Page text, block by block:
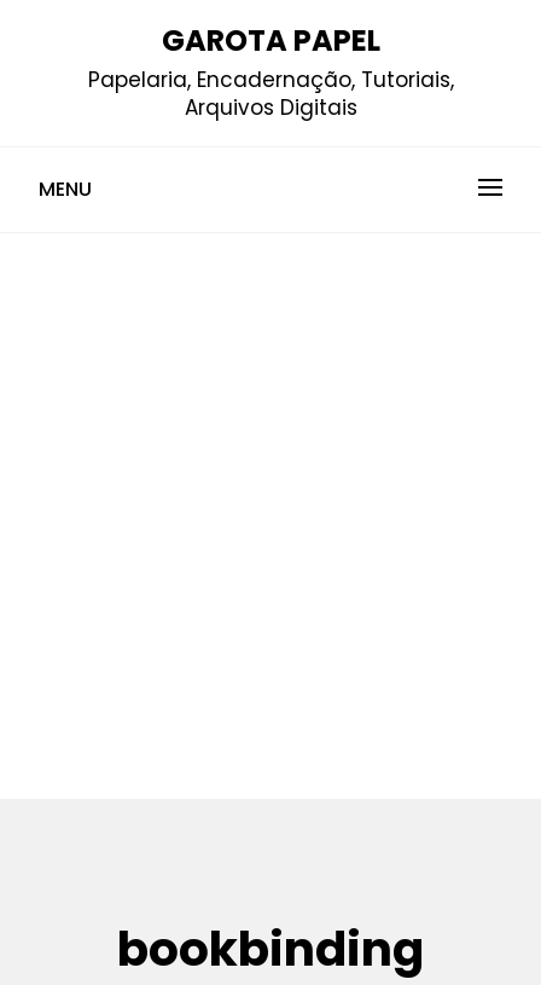
GAROTA PAPEL
Papelaria, Encadernação, Tutoriais,
Arquivos Digitais
MENU
bookbinding